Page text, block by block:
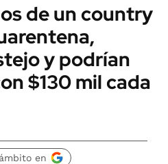
de un country
y podrían
$130 mil cada
en